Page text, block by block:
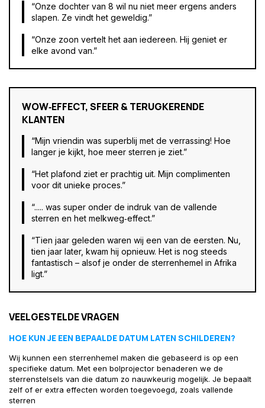
“Onze dochter van 8 wil nu niet meer ergens anders
slapen. Ze vindt het geweldig.”
“Onze zoon vertelt het aan iedereen. Hij geniet er
elke avond van.”
WOW‑EFFECT, SFEER & TERUGKERENDE
KLANTEN
“Mijn vriendin was superblij met de verrassing! Hoe
langer je kijkt, hoe meer sterren je ziet.”
“Het plafond ziet er prachtig uit. Mijn complimenten
voor dit unieke proces.”
“..... was super onder de indruk van de vallende
sterren en het melkweg‑effect.”
“Tien jaar geleden waren wij een van de eersten. Nu,
tien jaar later, kwam hij opnieuw. Het is nog steeds
fantastisch – alsof je onder de sterrenhemel in Afrika
ligt.”
VEELGESTELDE VRAGEN
HOE KUN JE EEN BEPAALDE DATUM LATEN SCHILDEREN?
Wij kunnen een sterrenhemel maken die gebaseerd is op een
specifieke datum. Met een bolprojector benaderen we de
sterrenstelsels van die datum zo nauwkeurig mogelijk. Je bepaalt
zelf of er extra effecten worden toegevoegd, zoals vallende
sterren